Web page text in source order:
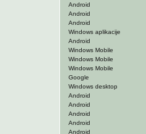
Android
Android
Android
Windows aplikacije
Android
Windows Mobile
Windows Mobile
Windows Mobile
Google
Windows desktop
Android
Android
Android
Android
Android